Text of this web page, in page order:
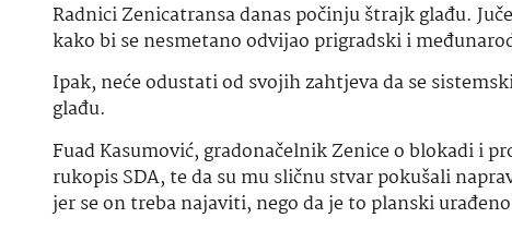
Radnici Zenicatransa danas počinju štrajk glađu.
kako bi se nesmetano odvijao prigradski i
Ipak, neće odustati od svojih zahtjeva da se
glađu.
Fuad Kasumović, gradonačelnik Zenice o blokadi i
rukopis SDA, te da su mu sličnu stvar pokušali
jer se on treba najaviti, nego da je to planski